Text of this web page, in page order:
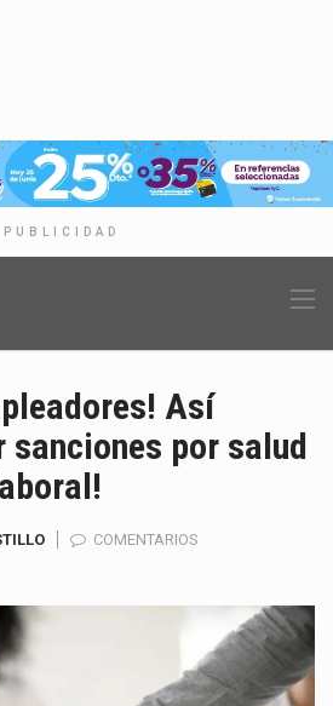
PUBLICIDAD
Así
sanciones por salud
COMENTARIOS